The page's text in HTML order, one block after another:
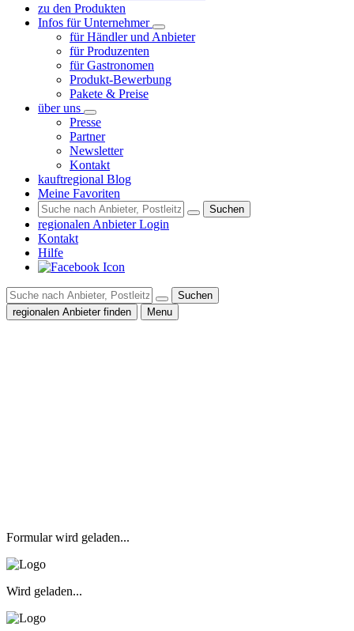
zu den Produkten
Infos für Unternehmer
für Händler und Anbieter
für Produzenten
für Gastronomen
Produkt-Bewerbung
Pakete & Preise
über uns
Presse
Partner
Newsletter
Kontakt
kauftregional Blog
Meine Favoriten
Suchen
regionalen Anbieter Login
Kontakt
Hilfe
Suchen
regionalen Anbieter finden
Menu
Formular wird geladen...
Wird geladen...